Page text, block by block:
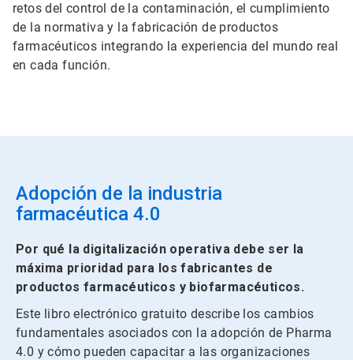
retos del control de la contaminación, el cumplimiento
de la normativa y la fabricación de productos
farmacéuticos integrando la experiencia del mundo real
en cada función.
Adopción de la industria
farmacéutica 4.0
Por qué la digitalización operativa debe ser la
máxima prioridad para los fabricantes de
productos farmacéuticos y biofarmacéuticos.
Este libro electrónico gratuito describe los cambios
fundamentales asociados con la adopción de Pharma
4.0 y cómo pueden capacitar a las organizaciones